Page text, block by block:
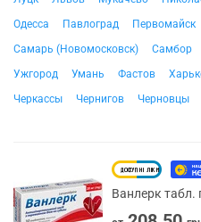
Одесса
Павлоград Первомайск
Самарь (Новомосковск)
Самбор
Ужгород
Умань Фастов
Черкассы
Чернигов Черновцы
Ванлерк